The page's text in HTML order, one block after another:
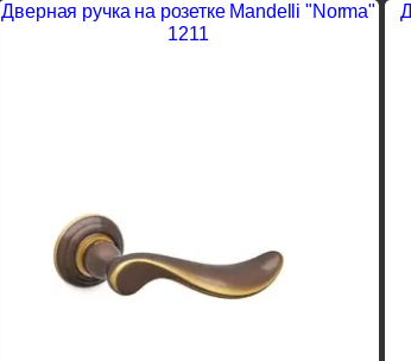
Дверная ручка на розетке Mandelli "Norma"
1211